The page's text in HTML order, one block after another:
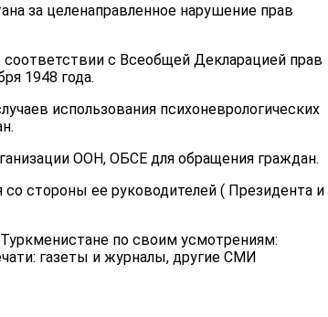
за целенаправленное нарушение прав
с Всеобщей Декларацией прав
1948 года.
использования психоневрологических
ООН, ОБСЕ для обращения граждан.
стороны ее руководителей ( Президента и
по своим усмотрениям:
газеты и журналы, другие СМИ